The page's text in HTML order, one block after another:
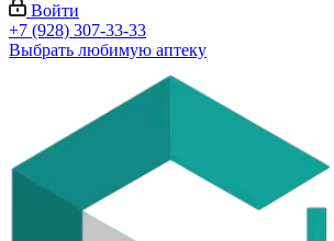
Войти
+7 (928) 307-33-33
Выбрать любимую аптеку